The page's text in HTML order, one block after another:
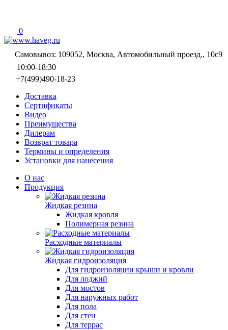
0
Самовывоз: 109052, Москва, Автомобильный проезд., 10с9
10:00-18:30
+7(499)490-18-23
Доставка
Сертификаты
Видео
Преимущества
Дилерам
Возврат товара
Термины и определения
Установки для нанесения
О нас
Продукция
Жидкая резина
Жидкая кровля
Полимерная резина
Расходные материалы
Жидкая гидроизоляция
Для гидроизоляции крыши и кровли
Для лоджий
Для мостов
Для наружных работ
Для пола
Для стен
Для террас